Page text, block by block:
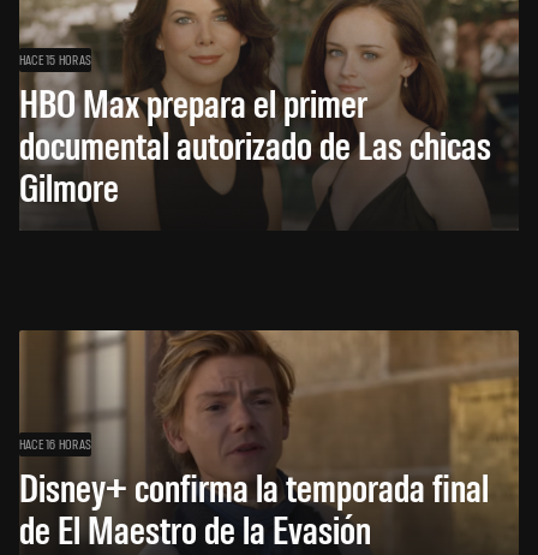
HACE 15 HORAS
HBO Max prepara el primer
documental autorizado de Las chicas
Gilmore
HACE 16 HORAS
Disney+ confirma la temporada final
de El Maestro de la Evasión